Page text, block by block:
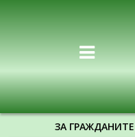
ЗА ГРАЖДАНИТЕ